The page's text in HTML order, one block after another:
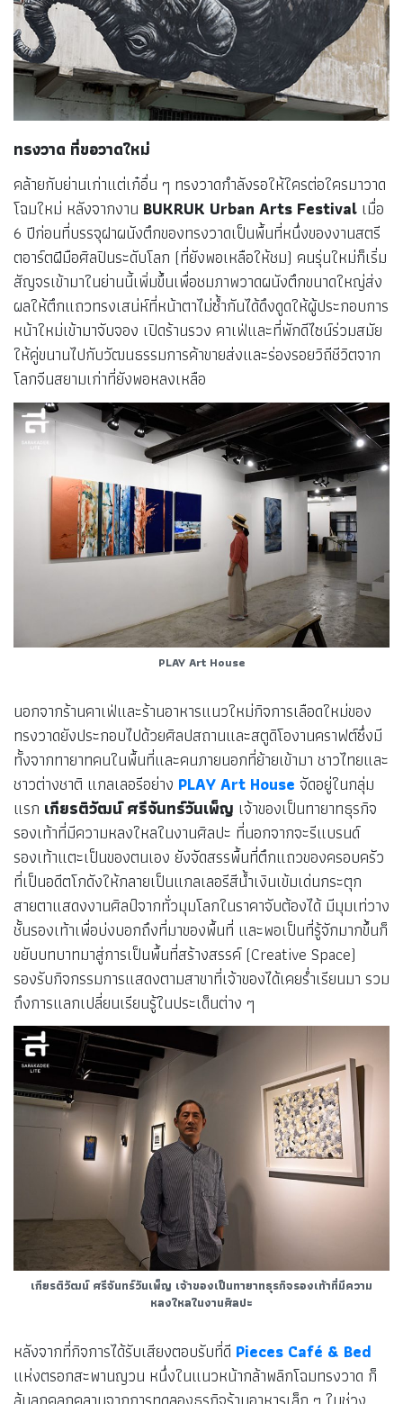
ทรงวาด ที่ขอวาดใหม่
คล้ายกับย่านเก่าแต่เก๋อื่น ๆ ทรงวาดกำลังรอให้ใครต่อใครมาวาด
โฉมใหม่ หลังจากงาน BUKRUK Urban Arts Festival เมื่อ
6 ปีก่อนที่บรรจุฝาผนังตึกของทรงวาดเป็นพื้นที่หนึ่งของงานสตรี
ตอาร์ตฝีมือศิลปินระดับโลก (ที่ยังพอเหลือให้ชม) คนรุ่นใหม่ก็เริ่ม
สัญจรเข้ามาในย่านนี้เพิ่มขึ้นเพื่อชมภาพวาดผนังตึกขนาดใหญ่ส่ง
ผลให้ตึกแถวทรงเสน่ห์ที่หน้าตาไม่ซ้ำกันได้ดึงดูดให้ผู้ประกอบการ
หน้าใหม่เข้ามาจับจอง เปิดร้านรวง คาเฟ่และที่พักดีไซน์ร่วมสมัย
ให้คู่ขนานไปกับวัฒนธรรมการค้าขายส่งและร่องรอยวิถีชีวิตจาก
โลกจีนสยามเก่าที่ยังพอหลงเหลือ
PLAY Art House
นอกจากร้านคาเฟ่และร้านอาหารแนวใหม่กิจการเลือดใหม่ของ
ทรงวาดยังประกอบไปด้วยศิลปสถานและสตูดิโองานคราฟต์ซึ่งมี
ทั้งจากทายาทคนในพื้นที่และคนภายนอกที่ย้ายเข้ามา ชาวไทยและ
ชาวต่างชาติ แกลเลอรีอย่าง PLAY Art House จัดอยู่ในกลุ่ม
แรก เกียรติวัฒน์ ศรีจันทร์วันเพ็ญ เจ้าของเป็นทายาทธุรกิจ
รองเท้าที่มีความหลงใหลในงานศิลปะ ที่นอกจากจะรีแบรนด์
รองเท้าแตะเป็นของตนเอง ยังจัดสรรพื้นที่ตึกแถวของครอบครัว
ที่เป็นอดีตโกดังให้กลายเป็นแกลเลอรีสีน้ำเงินเข้มเด่นกระตุก
สายตาแสดงงานศิลป์จากทั่วมุมโลกในราคาจับต้องได้ มีมุมเท่วาง
ชั้นรองเท้าเพื่อบ่งบอกถึงที่มาของพื้นที่ และพอเป็นที่รู้จักมากขึ้นก็
ขยับบทบาทมาสู่การเป็นพื้นที่สร้างสรรค์ (Creative Space)
รองรับกิจกรรมการแสดงตามสาขาที่เจ้าของได้เคยร่ำเรียนมา รวม
ถึงการแลกเปลี่ยนเรียนรู้ในประเด็นต่าง ๆ
เกียรติวัฒน์ ศรีจันทร์วันเพ็ญ เจ้าของเป็นทายาทธุรกิจรองเท้าที่มีความ
หลงใหลในงานศิลปะ
หลังจากที่กิจการได้รับเสียงตอบรับที่ดี Pieces Café & Bed
แห่งตรอกสะพานญวน หนึ่งในแนวหน้ากล้าพลิกโฉมทรงวาด ก็